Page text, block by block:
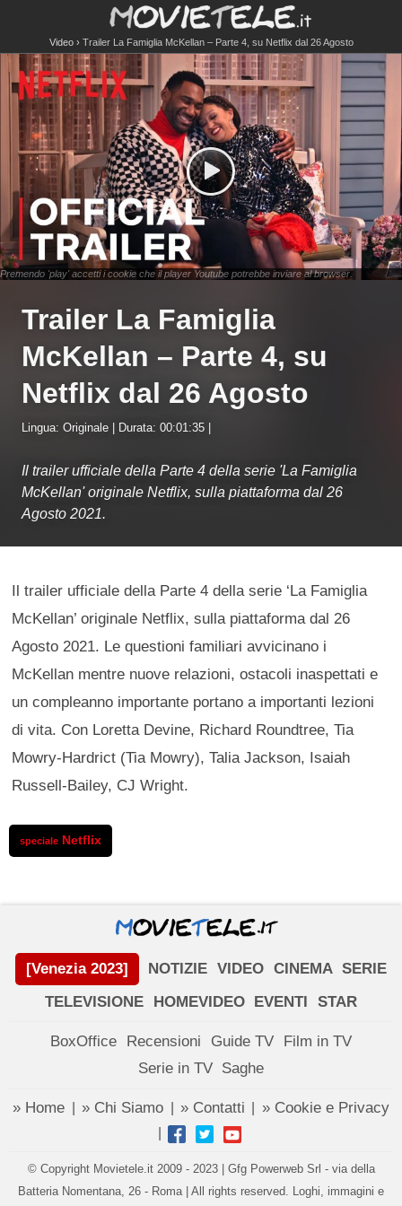
Video Trailer La Famiglia McKellan – Parte 4, su Netflix dal 26 Agosto
Premendo 'play' accetti i cookie che il player Youtube potrebbe inviare al browser.
Trailer La Famiglia
McKellan – Parte 4, su
Netflix dal 26 Agosto
Lingua: Originale | Durata: 00:01:35 |
Il trailer ufficiale della Parte 4 della serie 'La Famiglia
McKellan' originale Netflix, sulla piattaforma dal 26
Agosto 2021.
Il trailer ufficiale della Parte 4 della serie ‘La Famiglia
McKellan’ originale Netflix, sulla piattaforma dal 26
Agosto 2021. Le questioni familiari avvicinano i
McKellan mentre nuove relazioni, ostacoli inaspettati e
un compleanno importante portano a importanti lezioni
di vita. Con Loretta Devine, Richard Roundtree, Tia
Mowry-Hardrict (Tia Mowry), Talia Jackson, Isaiah
Russell-Bailey, CJ Wright.
speciale Netflix
[Venezia 2023] NOTIZIE VIDEO CINEMA SERIE
TELEVISIONE
HOMEVIDEO EVENTI STAR
BoxOffice Recensioni Guide TV
Film in TV
Serie in TV Saghe
» Home » Chi Siamo » Contatti » Cookie e Privacy
© Copyright Movietele.it 2009 - 2023 | Gfg Powerweb Srl - via della
Batteria Nomentana, 26 - Roma | All rights reserved. Loghi, immagini e